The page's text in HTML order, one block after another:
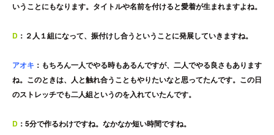
いうことにもなります。タイトルや名前を付けると愛着が生まれますよね。
D ：２人１組になって、振付けし合うということに発展していきますね。
アオキ ：もちろん一人でやる時もあるんですが、二人でやる良さもあります
ね。このときは、人と触れ合うこともやりたいなと思ってたんです。この日
のストレッチでも二人組というのを入れていたんです。
D ：5分で作るわけですね。なかなか短い時間ですね。